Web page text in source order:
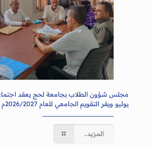
مجلس شؤون الطلاب بجامعة لحج يعقد
يوليو ويقر التقويم الجامعي للعام 2026/2027م
المزيد..